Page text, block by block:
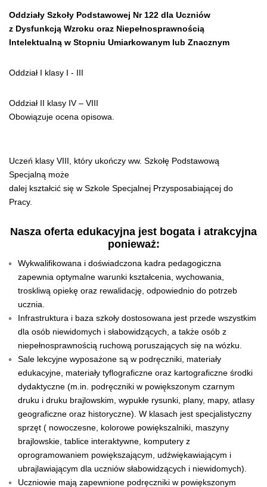
Oddziały Szkoły Podstawowej Nr 122 dla Uczniów
z Dysfunkcją Wzroku oraz Niepełnosprawnością
Intelektualną w Stopniu Umiarkowanym lub Znacznym
Oddział I klasy I - III
Oddział II klasy IV – VIII
Obowiązuje ocena opisowa.
Uczeń klasy VIII, który ukończy ww. Szkołę Podstawową
Specjalną może
dalej kształcić się w Szkole Specjalnej Przysposabiającej do
Pracy.
Nasza oferta edukacyjna jest bogata i atrakcyjna
ponieważ:
Wykwalifikowana i doświadczona kadra pedagogiczna
zapewnia optymalne warunki kształcenia, wychowania,
troskliwą opiekę oraz rewalidację, odpowiednio do potrzeb
ucznia.
Infrastruktura i baza szkoły dostosowana jest przede wszystkim
dla osób niewidomych i słabowidzących, a także osób z
niepełnosprawnością ruchową poruszających się na wózku.
Sale lekcyjne wyposażone są w podręczniki, materiały
edukacyjne, materiały tyflograficzne oraz kartograficzne środki
dydaktyczne (m.in. podręczniki w powiększonym czarnym
druku i druku brajlowskim, wypukłe rysunki, plany, mapy, atlasy
geograficzne oraz historyczne). W klasach jest specjalistyczny
sprzęt ( nowoczesne, kolorowe powiększalniki, maszyny
brajlowskie, tablice interaktywne, komputery z
oprogramowaniem powiększającym, udźwiękawiającym i
ubrajlawiającym dla uczniów słabowidzących i niewidomych).
Uczniowie mają zapewnione podręczniki w powiększonym